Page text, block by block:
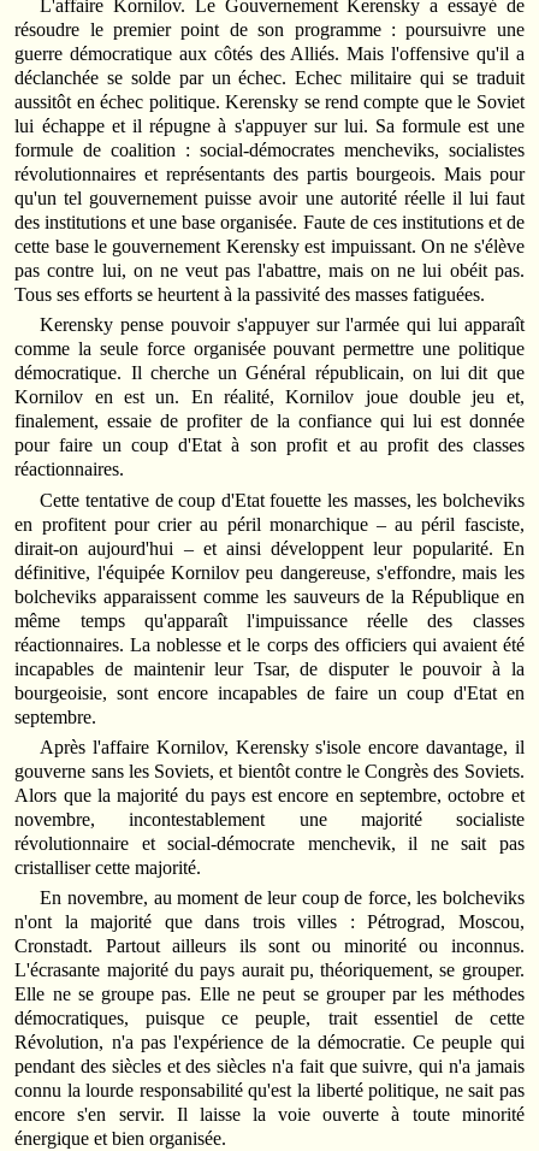
L'affaire Kornilov. Le Gouvernement Kerensky a essayé de
résoudre le premier point de son programme : poursuivre une
guerre démocratique aux côtés des Alliés. Mais l'offensive qu'il a
déclanchée se solde par un échec. Echec militaire qui se traduit
aussitôt en échec politique. Kerensky se rend compte que le Soviet
lui échappe et il répugne à s'appuyer sur lui. Sa formule est une
formule de coalition : social-démocrates mencheviks, socialistes
révolutionnaires et représentants des partis bourgeois. Mais pour
qu'un tel gouvernement puisse avoir une autorité réelle il lui faut
des institutions et une base organisée. Faute de ces institutions et de
cette base le gouvernement Kerensky est impuissant. On ne s'élève
pas contre lui, on ne veut pas l'abattre, mais on ne lui obéit pas.
Tous ses efforts se heurtent à la passivité des masses fatiguées.
Kerensky pense pouvoir s'appuyer sur l'armée qui lui apparaît
comme la seule force organisée pouvant permettre une politique
démocratique. Il cherche un Général républicain, on lui dit que
Kornilov en est un. En réalité, Kornilov joue double jeu et,
finalement, essaie de profiter de la confiance qui lui est donnée
pour faire un coup d'Etat à son profit et au profit des classes
réactionnaires.
Cette tentative de coup d'Etat fouette les masses, les bolcheviks
en profitent pour crier au péril monarchique – au péril fasciste,
dirait-on aujourd'hui – et ainsi développent leur popularité. En
définitive, l'équipée Kornilov peu dangereuse, s'effondre, mais les
bolcheviks apparaissent comme les sauveurs de la République en
même temps qu'apparaît l'impuissance réelle des classes
réactionnaires. La noblesse et le corps des officiers qui avaient été
incapables de maintenir leur Tsar, de disputer le pouvoir à la
bourgeoisie, sont encore incapables de faire un coup d'Etat en
septembre.
Après l'affaire Kornilov, Kerensky s'isole encore davantage, il
gouverne sans les Soviets, et bientôt contre le Congrès des Soviets.
Alors que la majorité du pays est encore en septembre, octobre et
novembre, incontestablement une majorité socialiste
révolutionnaire et social-démocrate menchevik, il ne sait pas
cristalliser cette majorité.
En novembre, au moment de leur coup de force, les bolcheviks
n'ont la majorité que dans trois villes : Pétrograd, Moscou,
Cronstadt. Partout ailleurs ils sont ou minorité ou inconnus.
L'écrasante majorité du pays aurait pu, théoriquement, se grouper.
Elle ne se groupe pas. Elle ne peut se grouper par les méthodes
démocratiques, puisque ce peuple, trait essentiel de cette
Révolution, n'a pas l'expérience de la démocratie. Ce peuple qui
pendant des siècles et des siècles n'a fait que suivre, qui n'a jamais
connu la lourde responsabilité qu'est la liberté politique, ne sait pas
encore s'en servir. Il laisse la voie ouverte à toute minorité
énergique et bien organisée.